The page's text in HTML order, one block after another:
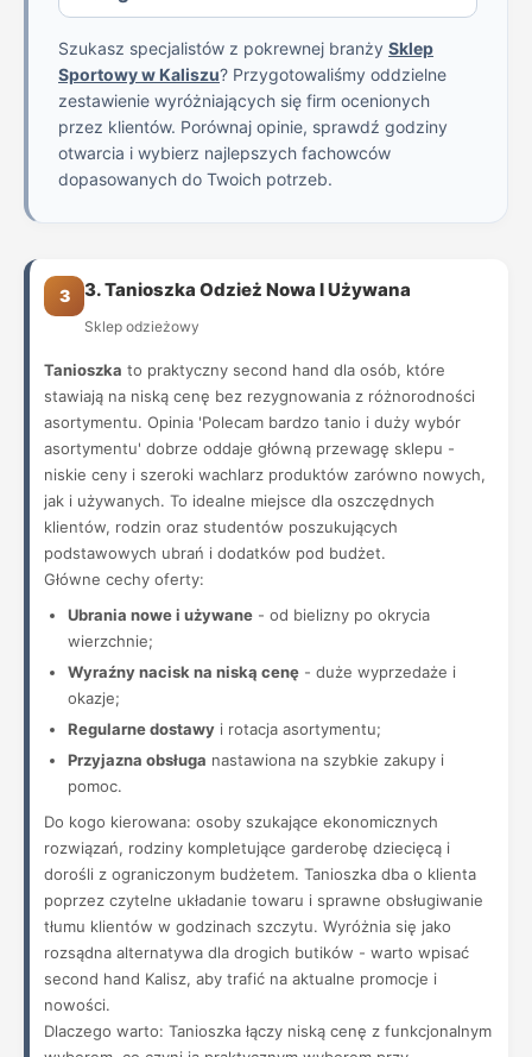
Szukasz specjalistów z pokrewnej branży Sklep
Sportowy w Kaliszu? Przygotowaliśmy oddzielne
zestawienie wyróżniających się firm ocenionych
przez klientów. Porównaj opinie, sprawdź godziny
otwarcia i wybierz najlepszych fachowców
dopasowanych do Twoich potrzeb.
3 3. Tanioszka Odzież Nowa I Używana
Sklep odzieżowy
Tanioszka to praktyczny second hand dla osób, które
stawiają na niską cenę bez rezygnowania z różnorodności
asortymentu. Opinia 'Polecam bardzo tanio i duży wybór
asortymentu' dobrze oddaje główną przewagę sklepu -
niskie ceny i szeroki wachlarz produktów zarówno nowych,
jak i używanych. To idealne miejsce dla oszczędnych
klientów, rodzin oraz studentów poszukujących
podstawowych ubrań i dodatków pod budżet.
Główne cechy oferty:
Ubrania nowe i używane - od bielizny po okrycia
wierzchnie;
Wyraźny nacisk na niską cenę - duże wyprzedaże i
okazje;
Regularne dostawy i rotacja asortymentu;
Przyjazna obsługa nastawiona na szybkie zakupy i
pomoc.
Do kogo kierowana: osoby szukające ekonomicznych
rozwiązań, rodziny kompletujące garderobę dziecięcą i
dorośli z ograniczonym budżetem. Tanioszka dba o klienta
poprzez czytelne układanie towaru i sprawne obsługiwanie
tłumu klientów w godzinach szczytu. Wyróżnia się jako
rozsądna alternatywa dla drogich butików - warto wpisać
second hand Kalisz, aby trafić na aktualne promocje i
nowości.
Dlaczego warto: Tanioszka łączy niską cenę z funkcjonalnym